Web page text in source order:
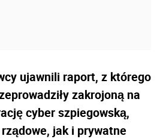
ujawnili raport, z którego
zakrojoną na
cyber szpiegowską,
jak i prywatne